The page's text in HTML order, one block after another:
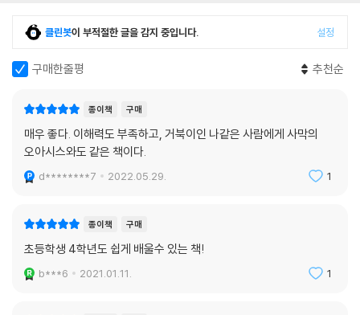
클린봇이 부적절한 글을 감지 중입니다. 설정
구매한줄평 추천순
종이책 구매
매우 좋다. 이해력도 부족하고, 거북이인 나같은 사람에게 사막의
오아시스와도 같은 책이다.
d********7 2022.05.29. 1
종이책 구매
초등학생 4학년도 쉽게 배울수 있는 책!
b***6 2021.01.11. 1